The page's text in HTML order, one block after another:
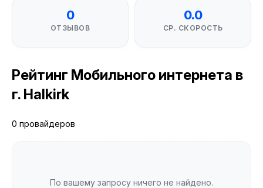
0
ОТЗЫВОВ
0.0
СР. СКОРОСТЬ
Рейтинг Мобильного интернета в
г. Halkirk
0 провайдеров
По вашему запросу ничего не найдено.